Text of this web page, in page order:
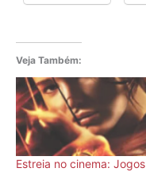
Veja Também:
Estreia no cinema: Jogos